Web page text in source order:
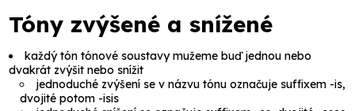
Tóny zvýšené a snížené
každý tón tónové soustavy mužeme buď jednou nebo
dvakrát zvýšit nebo snížit
jednoduché zvýšení se v názvu tónu označuje suffixem -is,
dvojité potom -isis